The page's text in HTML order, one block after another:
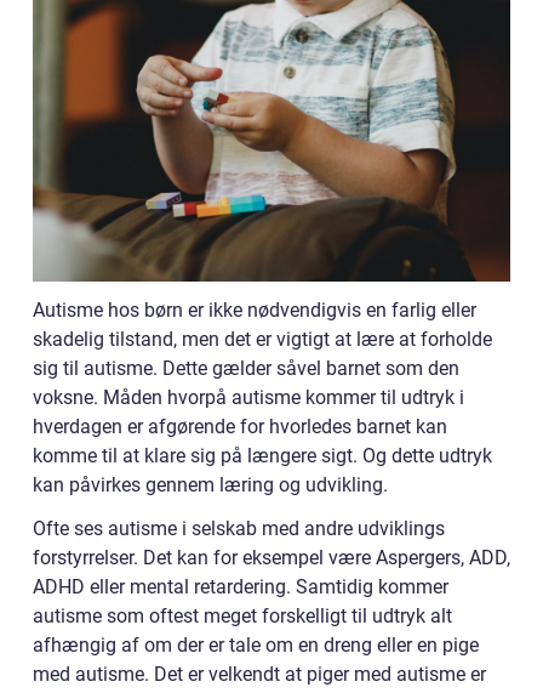
Autisme hos børn er ikke nødvendigvis en farlig eller
skadelig tilstand, men det er vigtigt at lære at forholde
sig til autisme. Dette gælder såvel barnet som den
voksne. Måden hvorpå autisme kommer til udtryk i
hverdagen er afgørende for hvorledes barnet kan
komme til at klare sig på længere sigt. Og dette udtryk
kan påvirkes gennem læring og udvikling.
Ofte ses autisme i selskab med andre udviklings
forstyrrelser. Det kan for eksempel være Aspergers, ADD,
ADHD eller mental retardering. Samtidig kommer
autisme som oftest meget forskelligt til udtryk alt
afhængig af om der er tale om en dreng eller en pige
med autisme. Det er velkendt at piger med autisme er